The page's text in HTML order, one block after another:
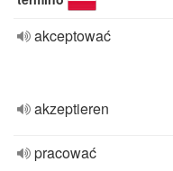
akceptować
akzeptieren
pracować